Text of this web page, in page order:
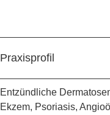
Praxisprofil
Entzündliche
Ekzem, Psoriasis,